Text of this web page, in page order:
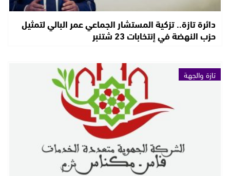
دائرة تازة.. تزكية المستشار الجماعي عمر البالي لتمثيل
حزب النهضة في إنتخابات 23 شتنبر
تازة والجهة